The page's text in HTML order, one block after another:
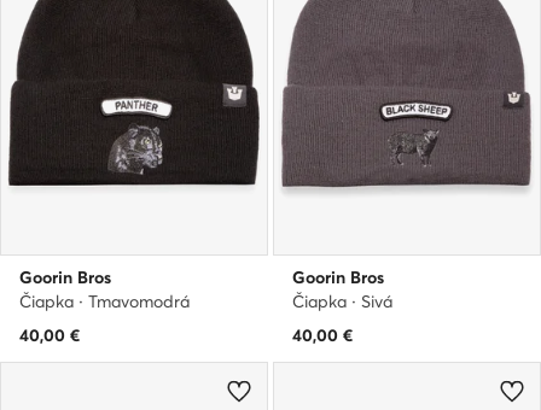
Goorin Bros
Čiapka · Tmavomodrá
40,00 €
Goorin Bros
Čiapka · Sivá
40,00 €